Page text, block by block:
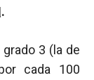
.
3 (la de
cada 100